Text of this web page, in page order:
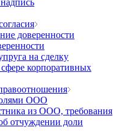
доверенности
на сделку
корпоративных
ООО
из ООО, требования
отчуждении доли